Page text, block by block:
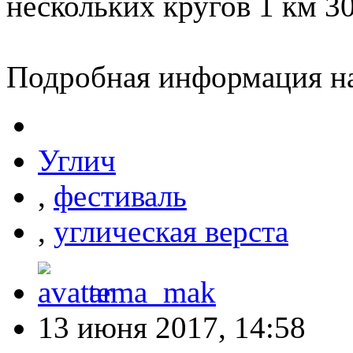
Подробная информация
Углич
, фестиваль
, углическая верста
tema_mak
13 июня 2017, 14:58